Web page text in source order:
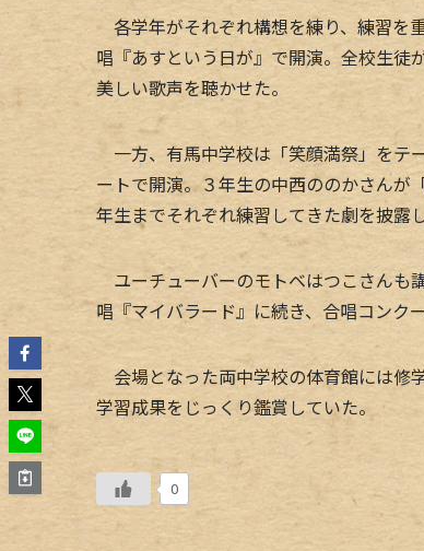
各学年がそれぞれ構想を練り、練習を
唱『あすという日が』で開演。全校生徒
美しい歌声を聴かせた。
一方、有馬中学校は「笑顔満祭」をテ
ートで開演。３年生の中西ののかさんが
年生までそれぞれ練習してきた劇を披露し
ユーチューバーのモトベはつこさんも
唱『マイバラード』に続き、合唱コンク
会場となった両中学校の体育館には修
学習成果をじっくり鑑賞していた。
0